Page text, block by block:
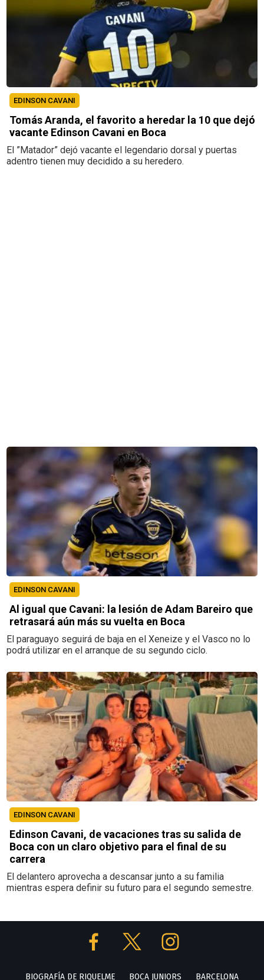
EDINSON CAVANI
Tomás Aranda, el favorito a heredar la 10 que dejó
vacante Edinson Cavani en Boca
El ”Matador” dejó vacante el legendario dorsal y puertas
adentro tienen muy decidido a su heredero.
EDINSON CAVANI
Al igual que Cavani: la lesión de Adam Bareiro que
retrasará aún más su vuelta en Boca
El paraguayo seguirá de baja en el Xeneize y el Vasco no lo
podrá utilizar en el arranque de su segundo ciclo.
EDINSON CAVANI
Edinson Cavani, de vacaciones tras su salida de
Boca con un claro objetivo para el final de su
carrera
El delantero aprovecha a descansar junto a su familia
mientras espera definir su futuro para el segundo semestre.
BIOGRAFÍA DE RIQUELME BOCA JUNIORS BARCELONA